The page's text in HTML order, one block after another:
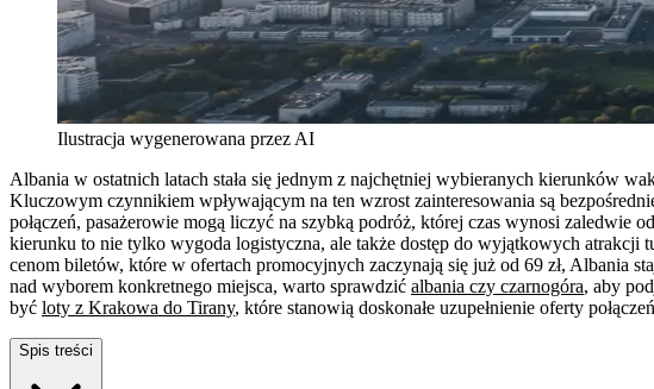
Ilustracja wygenerowana przez AI
Albania w ostatnich latach stała się jednym z najchętniej wybieranych kierunków
Kluczowym czynnikiem wpływającym na ten wzrost zainteresowania są
połączeń, pasażerowie mogą liczyć na szybką podróż, której czas wynosi
kierunku to nie tylko wygoda logistyczna, ale także dostęp do wyjątkowych
cenom biletów, które w ofertach promocyjnych zaczynają się już od 69 zł, Albania
nad wyborem konkretnego miejsca, warto sprawdzić albania czy czarnogóra, aby
być loty z Krakowa do Tirany, które stanowią doskonałe uzupełnienie oferty
Spis treści